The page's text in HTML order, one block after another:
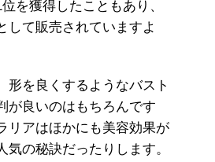
を獲得したこともあり、
して販売されていますよ
形を良くするようなバスト
が良いのはもちろんです
リアはほかにも美容効果が
気の秘訣だったりします。